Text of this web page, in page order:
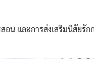
น และการส่งเสริมนิสัยรั